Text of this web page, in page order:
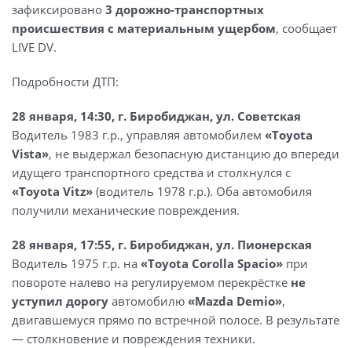
зафиксировано 3 дорожно-транспортных
происшествия с материальным ущербом, сообщает
LIVE DV.
Подробности ДТП:
28 января, 14:30, г. Биробиджан, ул. Советская
Водитель 1983 г.р., управляя автомобилем «Toyota
Vista», не выдержал безопасную дистанцию до впереди
идущего транспортного средства и столкнулся с
«Toyota Vitz» (водитель 1978 г.р.). Оба автомобиля
получили механические повреждения.
28 января, 17:55, г. Биробиджан, ул. Пионерская
Водитель 1975 г.р. на «Toyota Corolla Spacio» при
повороте налево на регулируемом перекрёстке не
уступил дорогу автомобилю «Mazda Demio»,
двигавшемуся прямо по встречной полосе. В результате
— столкновение и повреждения техники.